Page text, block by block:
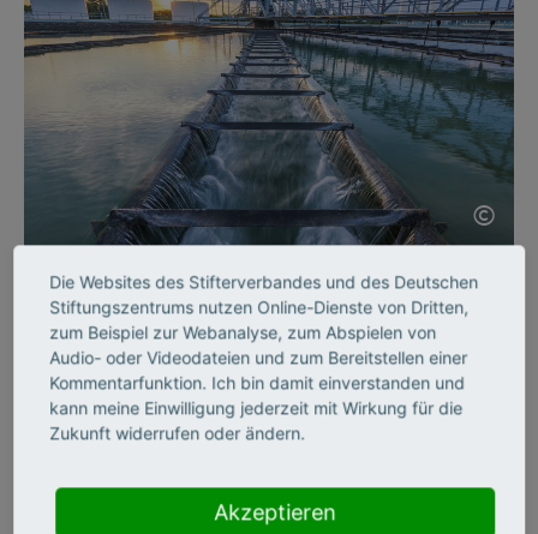
©
SCIENCE ENTREPRENEURSHIP
Intelligente Sensoren
Wasserproben in Sekundenschnelle analysieren? Die Sensoren
des jungen Start-ups InProSens machen es möglich. Teil 3
unserer Reihe Gründerporträts.
Die Websites des Stifterverbandes und des Deutschen
Stiftungszentrums nutzen Online-Dienste von Dritten,
zum Beispiel zur Webanalyse, zum Abspielen von
Audio- oder Videodateien und zum Bereitstellen einer
Kommentarfunktion. Ich bin damit einverstanden und
kann meine Einwilligung jederzeit mit Wirkung für die
Zukunft widerrufen oder ändern.
Akzeptieren